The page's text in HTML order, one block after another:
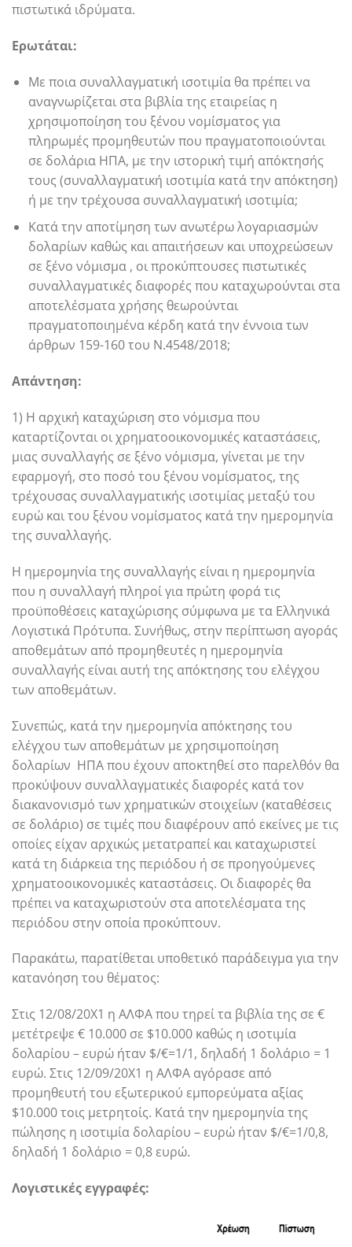
πιστωτικά ιδρύματα.
Ερωτάται:
Με ποια συναλλαγματική ισοτιμία θα πρέπει να
αναγνωρίζεται στα βιβλία της εταιρείας η
χρησιμοποίηση του ξένου νομίσματος για
πληρωμές προμηθευτών που πραγματοποιούνται
σε δολάρια ΗΠΑ, με την ιστορική τιμή απόκτησής
τους (συναλλαγματική ισοτιμία κατά την απόκτηση)
ή με την τρέχουσα συναλλαγματική ισοτιμία;
Κατά την αποτίμηση των ανωτέρω λογαριασμών
δολαρίων καθώς και απαιτήσεων και υποχρεώσεων
σε ξένο νόμισμα , οι προκύπτουσες πιστωτικές
συναλλαγματικές διαφορές που καταχωρούνται στα
αποτελέσματα χρήσης θεωρούνται
πραγματοποιημένα κέρδη κατά την έννοια των
άρθρων 159-160 του Ν.4548/2018;
Απάντηση:
1) Η αρχική καταχώριση στο νόμισμα που
καταρτίζονται οι χρηματοοικονομικές καταστάσεις,
μιας συναλλαγής σε ξένο νόμισμα, γίνεται με την
εφαρμογή, στο ποσό του ξένου νομίσματος, της
τρέχουσας συναλλαγματικής ισοτιμίας μεταξύ του
ευρώ και του ξένου νομίσματος κατά την ημερομηνία
της συναλλαγής.
Η ημερομηνία της συναλλαγής είναι η ημερομηνία
που η συναλλαγή πληροί για πρώτη φορά τις
προϋποθέσεις καταχώρισης σύμφωνα με τα Ελληνικά
Λογιστικά Πρότυπα. Συνήθως, στην περίπτωση αγοράς
αποθεμάτων από προμηθευτές η ημερομηνία
συναλλαγής είναι αυτή της απόκτησης του ελέγχου
των αποθεμάτων.
Συνεπώς, κατά την ημερομηνία απόκτησης του
ελέγχου των αποθεμάτων με χρησιμοποίηση
δολαρίων ΗΠΑ που έχουν αποκτηθεί στο παρελθόν θα
προκύψουν συναλλαγματικές διαφορές κατά τον
διακανονισμό των χρηματικών στοιχείων (καταθέσεις
σε δολάριο) σε τιμές που διαφέρουν από εκείνες με τις
οποίες είχαν αρχικώς μετατραπεί και καταχωριστεί
κατά τη διάρκεια της περιόδου ή σε προηγούμενες
χρηματοοικονομικές καταστάσεις. Οι διαφορές θα
πρέπει να καταχωριστούν στα αποτελέσματα της
περιόδου στην οποία προκύπτουν.
Παρακάτω, παρατίθεται υποθετικό παράδειγμα για την
κατανόηση του θέματος:
Στις 12/08/20Χ1 η ΑΛΦΑ που τηρεί τα βιβλία της σε €
μετέτρεψε € 10.000 σε $10.000 καθώς η ισοτιμία
δολαρίου – ευρώ ήταν $/€=1/1, δηλαδή 1 δολάριο = 1
ευρώ. Στις 12/09/20Χ1 η ΑΛΦΑ αγόρασε από
προμηθευτή του εξωτερικού εμπορεύματα αξίας
$10.000 τοις μετρητοίς. Κατά την ημερομηνία της
πώλησης η ισοτιμία δολαρίου – ευρώ ήταν $/€=1/0,8,
δηλαδή 1 δολάριο = 0,8 ευρώ.
Λογιστικές εγγραφές: